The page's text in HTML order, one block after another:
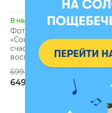
В наличии
Фотоальбом А4
«Сокровищница
счастливых
воспоминаний» бежевый
699 грн
649 грн